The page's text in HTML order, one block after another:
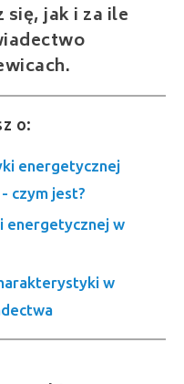
jak i za ile
o:
energetycznej
czym jest?
energetycznej w
w